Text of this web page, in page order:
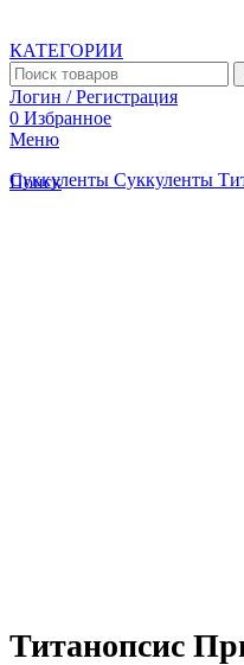
КАТЕГОРИИ
Логин / Регистрация
0 Избранное
Меню
Поиск
Суккуленты Суккуленты
Титанопсис